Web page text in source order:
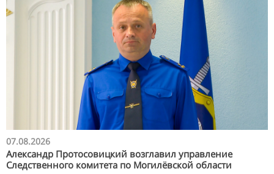
07.08.2026
Александр Протосовицкий возглавил управление
Следственного комитета по Могилёвской области